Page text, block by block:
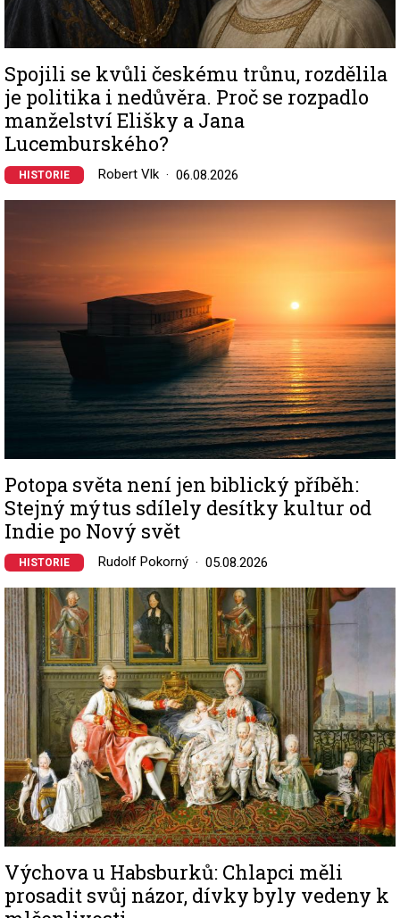
Spojili se kvůli českému trůnu, rozdělila
je politika i nedůvěra. Proč se rozpadlo
manželství Elišky a Jana
Lucemburského?
HISTORIE Robert Vlk 06.08.2026
Potopa světa není jen biblický příběh:
Stejný mýtus sdílely desítky kultur od
Indie po Nový svět
HISTORIE Rudolf Pokorný 05.08.2026
Image
Výchova u Habsburků: Chlapci měli
prosadit svůj názor, dívky byly vedeny k